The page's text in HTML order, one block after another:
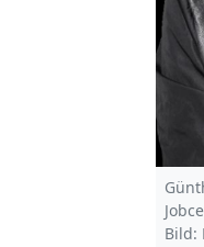
Bild: